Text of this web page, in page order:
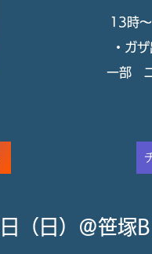
13時
・ガ
一部
（日）＠笹